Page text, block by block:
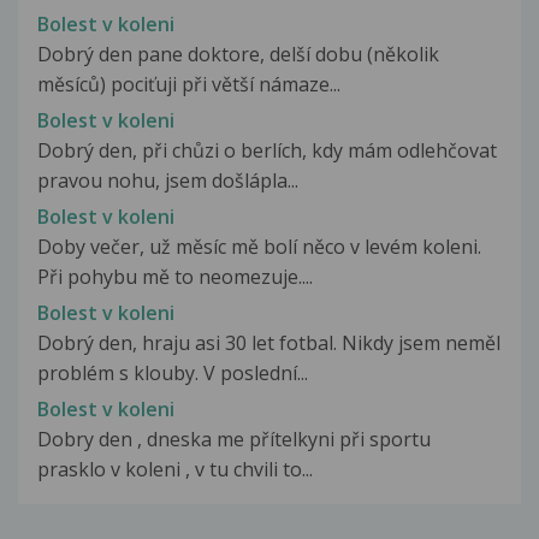
Bolest v koleni
Dobrý den pane doktore, delší dobu (několik
měsíců) pociťuji při větší námaze...
Bolest v koleni
Dobrý den, při chůzi o berlích, kdy mám odlehčovat
pravou nohu, jsem došlápla...
Bolest v koleni
Doby večer, už měsíc mě bolí něco v levém koleni.
Při pohybu mě to neomezuje....
Bolest v koleni
Dobrý den, hraju asi 30 let fotbal. Nikdy jsem neměl
problém s klouby. V poslední...
Bolest v koleni
Dobry den , dneska me přítelkyni při sportu
prasklo v koleni , v tu chvili to...